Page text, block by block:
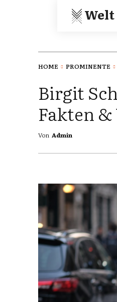
HOME PROMINENTE
Birgit
Fakten
Von Admin